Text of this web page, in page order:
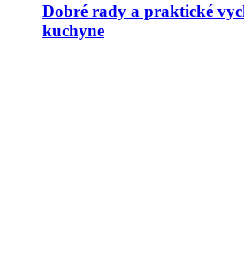
Dobré rady a praktické
kuchyne